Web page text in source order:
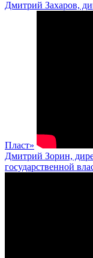
Дмитрий Захаров,
Пласт»
Дмитрий Зорин,
государственной